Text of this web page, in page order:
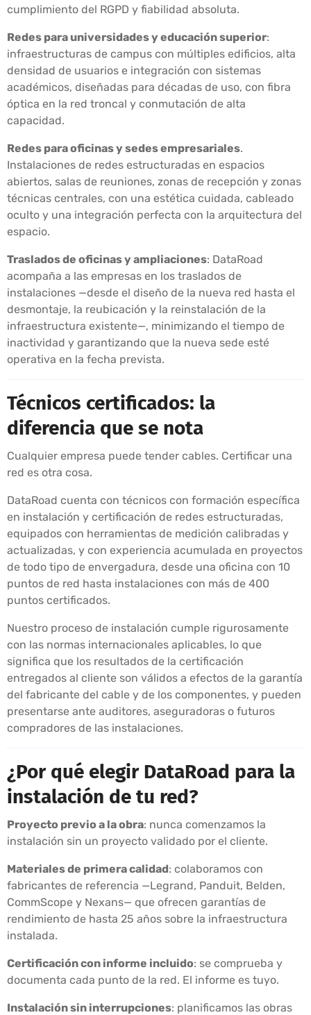
cumplimiento del RGPD y fiabilidad absoluta.
Redes para universidades y educación superior:
infraestructuras de campus con múltiples edificios, alta
densidad de usuarios e integración con sistemas
académicos, diseñadas para décadas de uso, con fibra
óptica en la red troncal y conmutación de alta
capacidad.
Redes para oficinas y sedes empresariales.
Instalaciones de redes estructuradas en espacios
abiertos, salas de reuniones, zonas de recepción y zonas
técnicas centrales, con una estética cuidada, cableado
oculto y una integración perfecta con la arquitectura del
espacio.
Traslados de oficinas y ampliaciones: DataRoad
acompaña a las empresas en los traslados de
instalaciones —desde el diseño de la nueva red hasta el
desmontaje, la reubicación y la reinstalación de la
infraestructura existente—, minimizando el tiempo de
inactividad y garantizando que la nueva sede esté
operativa en la fecha prevista.
Técnicos certificados: la
diferencia que se nota
Cualquier empresa puede tender cables. Certificar una
red es otra cosa.
DataRoad cuenta con técnicos con formación específica
en instalación y certificación de redes estructuradas,
equipados con herramientas de medición calibradas y
actualizadas, y con experiencia acumulada en proyectos
de todo tipo de envergadura, desde una oficina con 10
puntos de red hasta instalaciones con más de 400
puntos certificados.
Nuestro proceso de instalación cumple rigurosamente
con las normas internacionales aplicables, lo que
significa que los resultados de la certificación
entregados al cliente son válidos a efectos de la garantía
del fabricante del cable y de los componentes, y pueden
presentarse ante auditores, aseguradoras o futuros
compradores de las instalaciones.
¿Por qué elegir DataRoad para la
instalación de tu red?
Proyecto previo a la obra: nunca comenzamos la
instalación sin un proyecto validado por el cliente.
Materiales de primera calidad: colaboramos con
fabricantes de referencia —Legrand, Panduit, Belden,
CommScope y Nexans— que ofrecen garantías de
rendimiento de hasta 25 años sobre la infraestructura
instalada.
Certificación con informe incluido: se comprueba y
documenta cada punto de la red. El informe es tuyo.
Instalación sin interrupciones: planificamos las obras